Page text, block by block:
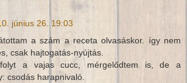
június 26. 19:03
a szám a receta olvasáskor. így nem
csak hajtogatás-nyújtás.
a vajas cucc, mérgelődtem is, de a
csodás harapnivaló.